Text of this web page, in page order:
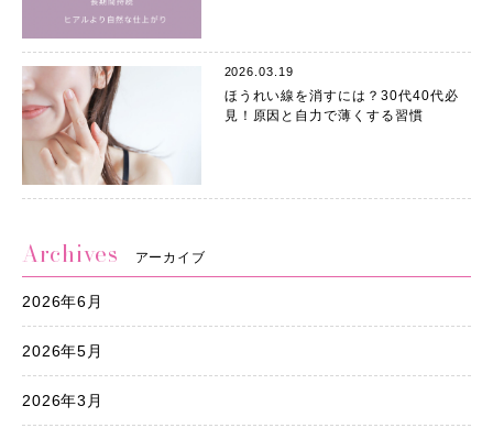
2026.03.19
ほうれい線を消すには？30代40代必
見！原因と自力で薄くする習慣
Archives アーカイブ
2026年6月
2026年5月
2026年3月